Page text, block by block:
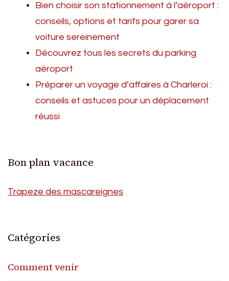
Bien choisir son stationnement à l’aéroport :
conseils, options et tarifs pour garer sa
voiture sereinement
Découvrez tous les secrets du parking
aéroport
Préparer un voyage d’affaires à Charleroi :
conseils et astuces pour un déplacement
réussi
Bon plan vacance
Trapeze des mascareignes
Catégories
Comment venir